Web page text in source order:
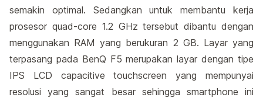
semakin optimal. Sedangkan untuk membantu kerja
prosesor quad-core 1.2 GHz tersebut dibantu dengan
menggunakan RAM yang berukuran 2 GB. Layar yang
terpasang pada BenQ F5 merupakan layar dengan tipe
IPS LCD capacitive touchscreen yang mempunyai
resolusi yang sangat besar sehingga smartphone ini